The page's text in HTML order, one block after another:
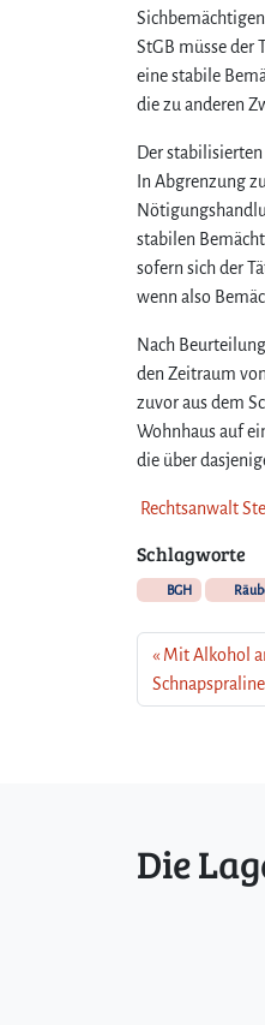
StGB müsse der
eine stabile
die zu anderen
Der
In Abgrenzung
stabilen
sofern sich der
wenn also
Nach
den Zeitraum
zuvor aus dem
Wohnhaus auf
die über
Rechtsanwalt
Schlagworte
BGH
Mit Alkohol
Die